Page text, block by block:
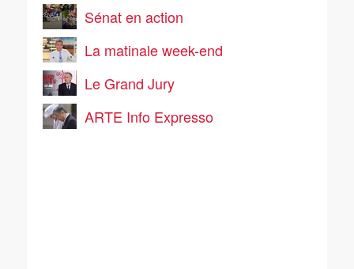
Sénat en action
La matinale week-end
Le Grand Jury
ARTE Info Expresso